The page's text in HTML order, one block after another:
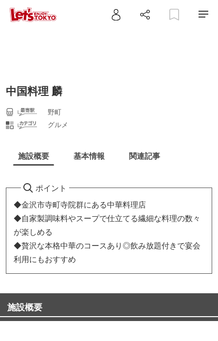
中国料理 麟
野町
グルメ
施設概要 基本情報 関連記事
ポイント
◆金沢市寺町寺院群にある中華料理店
◆自家製調味料やスープで仕立てる繊細な料理の数々
が楽しめる
◆贅沢な本格中華のコースあり◎飲み放題付きで宴会
利用にもおすすめ
施設概要